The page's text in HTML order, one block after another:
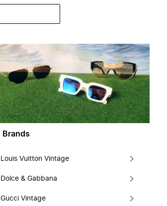
Brands
Louis Vuitton Vintage
Dolce & Gabbana
Gucci Vintage